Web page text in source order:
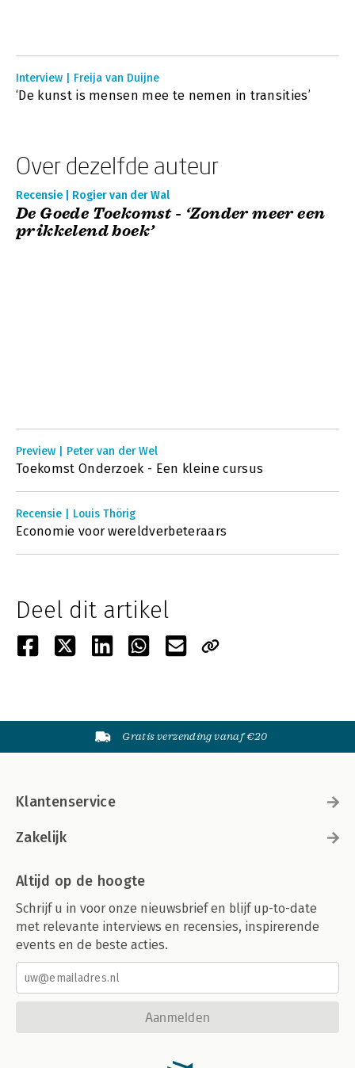
Interview | Freija van Duijne
‘De kunst is mensen mee te nemen in transities’
Over dezelfde auteur
Recensie | Rogier van der Wal
De Goede Toekomst - ‘Zonder meer een
prikkelend boek’
Preview | Peter van der Wel
Toekomst Onderzoek - Een kleine cursus
Recensie | Louis Thörig
Economie voor wereldverbeteraars
Deel dit artikel
Gratis verzending vanaf €20
Klantenservice
Zakelijk
Altijd op de hoogte
Schrijf u in voor onze nieuwsbrief en blijf up-to-date
met relevante interviews en recensies, inspirerende
events en de beste acties.
Aanmelden